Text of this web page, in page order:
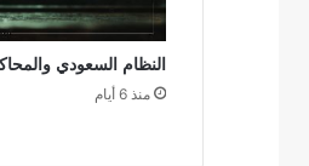
النظام السعودي
منذ 6 أيام